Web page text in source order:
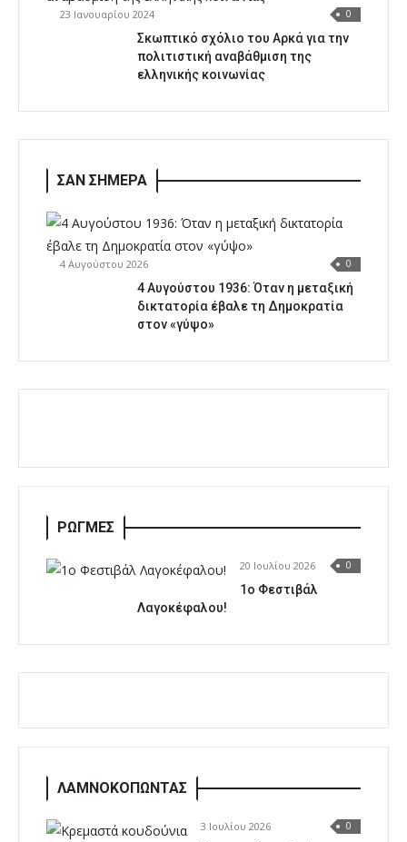
23 Ιανουαρίου 2024 0
Σκωπτικό σχόλιο του Αρκά για την
πολιτιστική αναβάθμιση της
ελληνικής κοινωνίας
ΣΑΝ ΣΗΜΕΡΑ
4 Αυγούστου 2026 0
4 Αυγούστου 1936: Όταν η μεταξική
δικτατορία έβαλε τη Δημοκρατία
στον «γύψο»
ΡΩΓΜΕΣ
20 Ιουλίου 2026 0
1o Φεστιβάλ
Λαγοκέφαλου!
ΛΑΜΝΟΚΟΠΩΝΤΑΣ
3 Ιουλίου 2026 0